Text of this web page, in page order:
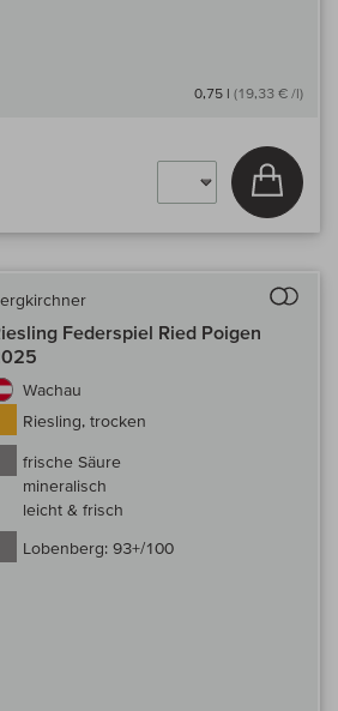
0,75 l (19,33 € /l)
In
Federspiel Ried Poigen
Wachau
Riesling, trocken
frische Säure
mineralisch
leicht & frisch
Lobenberg: 93+/100